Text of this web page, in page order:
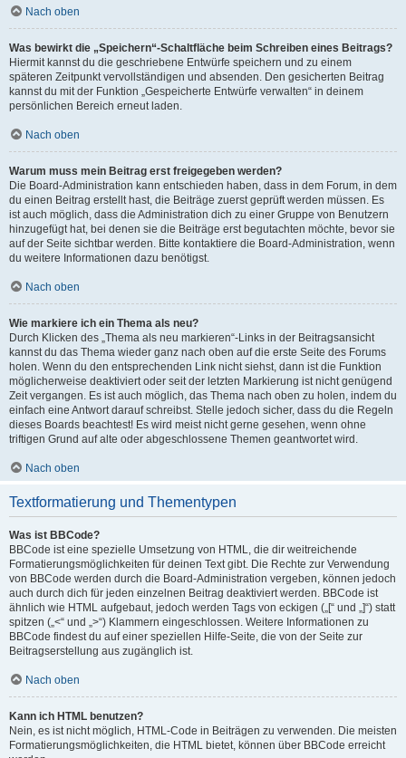
Nach oben
Was bewirkt die „Speichern“-Schaltfläche beim Schreiben eines Beitrags?
Hiermit kannst du die geschriebene Entwürfe speichern und zu einem
späteren Zeitpunkt vervollständigen und absenden. Den gesicherten Beitrag
kannst du mit der Funktion „Gespeicherte Entwürfe verwalten“ in deinem
persönlichen Bereich erneut laden.
Nach oben
Warum muss mein Beitrag erst freigegeben werden?
Die Board-Administration kann entschieden haben, dass in dem Forum, in dem
du einen Beitrag erstellt hast, die Beiträge zuerst geprüft werden müssen. Es
ist auch möglich, dass die Administration dich zu einer Gruppe von Benutzern
hinzugefügt hat, bei denen sie die Beiträge erst begutachten möchte, bevor sie
auf der Seite sichtbar werden. Bitte kontaktiere die Board-Administration, wenn
du weitere Informationen dazu benötigst.
Nach oben
Wie markiere ich ein Thema als neu?
Durch Klicken des „Thema als neu markieren“-Links in der Beitragsansicht
kannst du das Thema wieder ganz nach oben auf die erste Seite des Forums
holen. Wenn du den entsprechenden Link nicht siehst, dann ist die Funktion
möglicherweise deaktiviert oder seit der letzten Markierung ist nicht genügend
Zeit vergangen. Es ist auch möglich, das Thema nach oben zu holen, indem du
einfach eine Antwort darauf schreibst. Stelle jedoch sicher, dass du die Regeln
dieses Boards beachtest! Es wird meist nicht gerne gesehen, wenn ohne
triftigen Grund auf alte oder abgeschlossene Themen geantwortet wird.
Nach oben
Textformatierung und Thementypen
Was ist BBCode?
BBCode ist eine spezielle Umsetzung von HTML, die dir weitreichende
Formatierungsmöglichkeiten für deinen Text gibt. Die Rechte zur Verwendung
von BBCode werden durch die Board-Administration vergeben, können jedoch
auch durch dich für jeden einzelnen Beitrag deaktiviert werden. BBCode ist
ähnlich wie HTML aufgebaut, jedoch werden Tags von eckigen („[“ und „]“) statt
spitzen („<“ und „>“) Klammern eingeschlossen. Weitere Informationen zu
BBCode findest du auf einer speziellen Hilfe-Seite, die von der Seite zur
Beitragserstellung aus zugänglich ist.
Nach oben
Kann ich HTML benutzen?
Nein, es ist nicht möglich, HTML-Code in Beiträgen zu verwenden. Die meisten
Formatierungsmöglichkeiten, die HTML bietet, können über BBCode erreicht